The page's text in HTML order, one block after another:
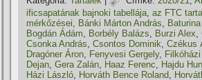
ificsapatának bajnoki tabellája ,az FTC
mérkőzései
Bánki Márton András
Bogdán Ádám
Borbély Balázs Burzi Alex ,
Csonka András ,Csontos Dominik ,Czékus
Dragóner Áron
Fenyvesi Gergely,
Dejan ,Gera Zalán Haaz Ferenc Hajdu
Házi László
Horváth Bence Roland